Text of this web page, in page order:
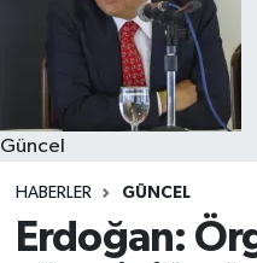
Güncel
HABERLER GÜNCEL
Erdoğan: